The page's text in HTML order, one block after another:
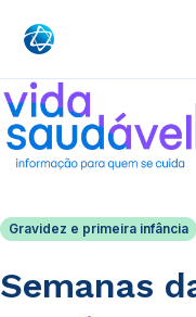
Gravidez e primeira infância
Semanas